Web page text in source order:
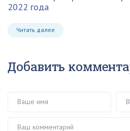
2022 года
Читать далее
Добавить